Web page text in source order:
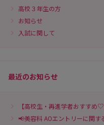
高校３年生の方
お知らせ
入試に関して
最近のお知らせ
【高校生・再進学者おすす
📢美容科 AOエントリーに関す